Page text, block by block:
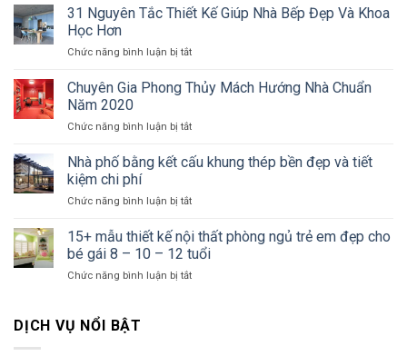
Mẫu
nhà
4
ngủ
trí
nhất
31 Nguyên Tắc Thiết Kế Giúp Nhà Bếp Đẹp Và Khoa
Học Hơn
Chức năng bình luận bị tắtở
Nguyên
Kế
Nhà
Và
Học
Hơn
Chuyên Gia Phong Thủy Mách Hướng Nhà Chuẩn
Năm 2020
Chức năng bình luận bị tắtở
Gia
Phong
Mách
Nhà
Chuẩn
2020
Nhà phố bằng kết cấu khung thép bền đẹp và tiết
kiệm chi phí
Chức năng bình luận bị tắtở
phố
bằng
kết
cấu
15+ mẫu thiết kế nội thất phòng ngủ trẻ em đẹp cho
bé gái 8 – 10 – 12 tuổi
Chức năng bình luận bị tắtở
DỊCH VỤ NỔI BẬT